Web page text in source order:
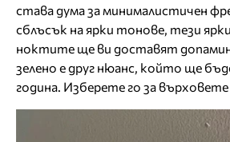
става дума за минималистичен
сблъсък на ярки тонове, тези
ноктите ще ви доставят
зелено е друг нюанс, който ще
година. Изберете го за